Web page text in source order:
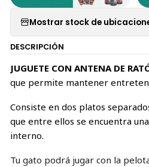
Mostrar stock de
DESCRIPCIÓN
JUGUETE CON ANTENA DE
que permite mantener
Consiste en dos platos
que entre ellos se encuentra
interno.
Tu gato podrá jugar con la